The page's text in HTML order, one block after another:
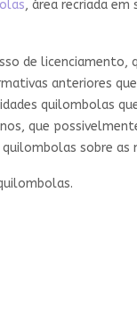
, área recriada
de
anteriores
quilombolas
que
sobre as